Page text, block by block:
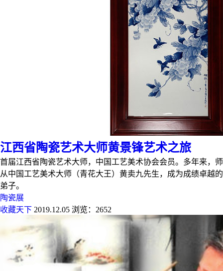
江西省陶瓷艺术大师黄景锋艺术之旅
首届江西省陶瓷艺术大师，中国工艺美术协会会员。多年来，师
从中国工艺美术大师（青花大王）黄卖九先生，成为成绩卓越的
弟子。
陶瓷展
收藏天下 2019.12.05 浏览：2652